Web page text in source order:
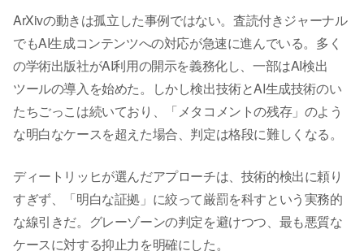
ArXivの動きは孤立した事例ではない。査読付きジャーナル
でもAI生成コンテンツへの対応が急速に進んでいる。多く
の学術出版社がAI利用の開示を義務化し、一部はAI検出
ツールの導入を始めた。しかし検出技術とAI生成技術のい
たちごっこは続いており、「メタコメントの残存」のよう
な明白なケースを超えた場合、判定は格段に難しくなる。
ディートリッヒが選んだアプローチは、技術的検出に頼り
すぎず、「明白な証拠」に絞って厳罰を科すという実務的
な線引きだ。グレーゾーンの判定を避けつつ、最も悪質な
ケースに対する抑止力を明確にした。